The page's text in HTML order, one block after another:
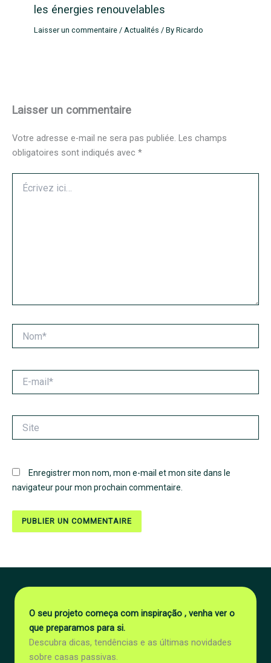
les énergies renouvelables
Laisser un commentaire / Actualités / ByRicardo
Laisser un commentaire
Votre adresse e-mail ne sera pas publiée. Les champs
obligatoires sont indiqués avec *
ici…
mail*
Enregistrer mon nom, mon e-mail et mon site dans le
navigateur pour mon prochain commentaire.
O seu projeto começa com inspiração , venha ver o
que preparamos para si.
Descubra dicas, tendências e as últimas novidades
sobre casas passivas.